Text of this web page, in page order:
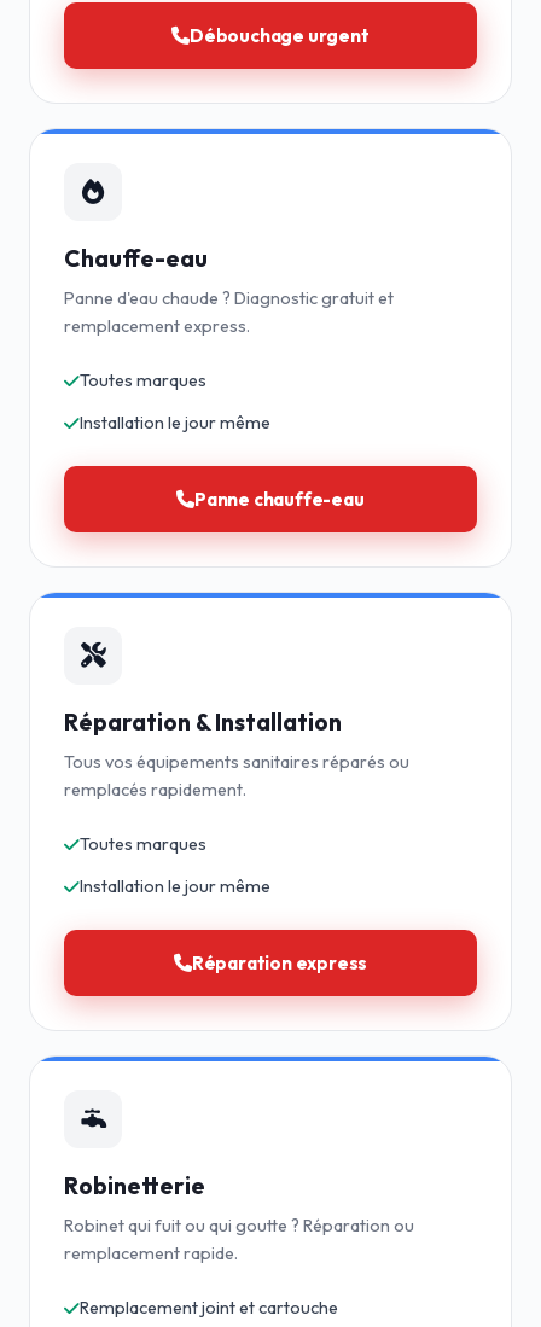
Débouchage urgent
Chauffe-eau
Panne d'eau chaude ? Diagnostic gratuit et
remplacement express.
Toutes marques
Installation le jour même
Panne chauffe-eau
Réparation & Installation
Tous vos équipements sanitaires réparés ou
remplacés rapidement.
Toutes marques
Installation le jour même
Réparation express
Robinetterie
Robinet qui fuit ou qui goutte ? Réparation ou
remplacement rapide.
Remplacement joint et cartouche